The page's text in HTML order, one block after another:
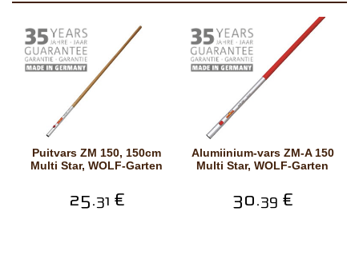
Puitvars ZM 150, 150cm
Multi Star, WOLF-Garten
25.31 €
Alumiinium-vars ZM-A 150
Multi Star, WOLF-Garten
30.39 €